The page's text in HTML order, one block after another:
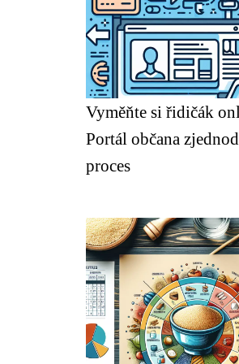
Vyměňte si řidičák
Portál občana
proces